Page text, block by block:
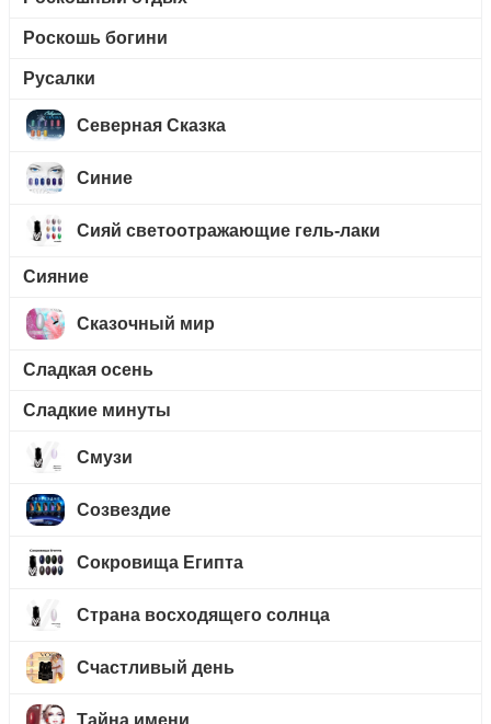
Роскошь богини
Русалки
Северная Сказка
Синие
Сияй светоотражающие гель-лаки
Сияние
Сказочный мир
Сладкая осень
Сладкие минуты
Смузи
Созвездие
Сокровища Египта
Страна восходящего солнца
Счастливый день
Тайна имени